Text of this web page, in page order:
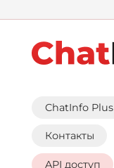
ChatInfo Plus
Контакты
API доступ